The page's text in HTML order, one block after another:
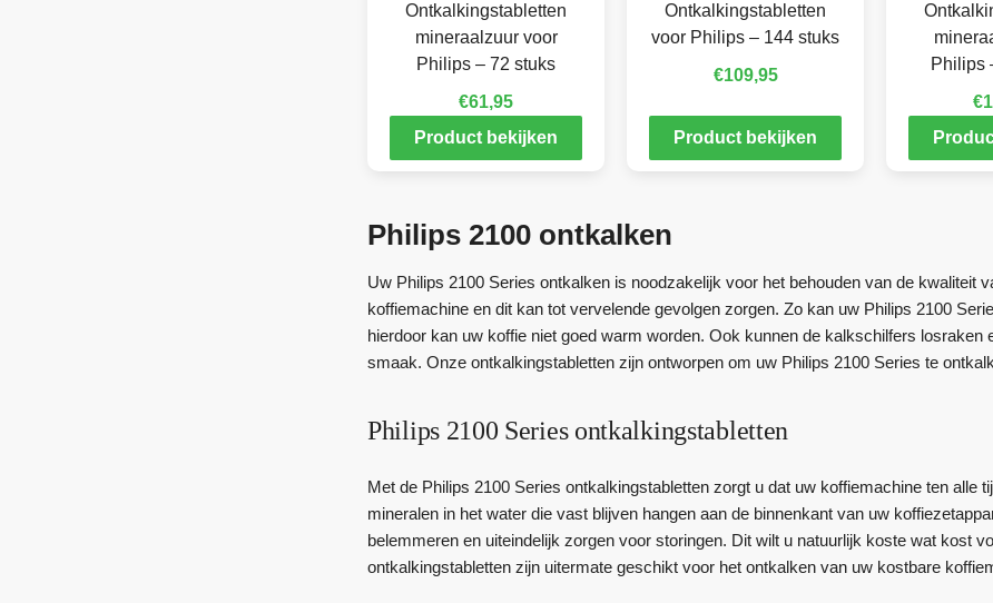
Ontkalkingstabletten
mineraalzuur voor
Philips – 72 stuks
€61,95
Product bekijken
Ontkalkingstabletten
voor Philips – 144 stuks
€109,95
Product bekijken
Philips
€
Philips 2100 ontkalken
Uw Philips 2100 Series ontkalken is noodzakelijk voor het behouden van de kwaliteit
koffiemachine en dit kan tot vervelende gevolgen zorgen. Zo kan uw Philips 2100
hierdoor kan uw koffie niet goed warm worden. Ook kunnen de kalkschilfers losraken
smaak. Onze ontkalkingstabletten zijn ontworpen om uw Philips 2100 Series te
Philips 2100 Series ontkalkingstabletten
Met de Philips 2100 Series ontkalkingstabletten zorgt u dat uw koffiemachine ten alle
mineralen in het water die vast blijven hangen aan de binnenkant van uw
belemmeren en uiteindelijk zorgen voor storingen. Dit wilt u natuurlijk koste wat kost
ontkalkingstabletten zijn uitermate geschikt voor het ontkalken van uw kostbare